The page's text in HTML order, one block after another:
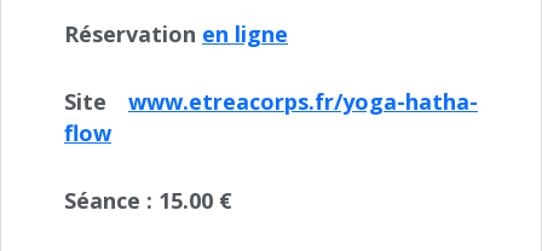
Réservation en ligne
Site www.etreacorps.fr/yoga-hatha-
flow
Séance : 15.00 €